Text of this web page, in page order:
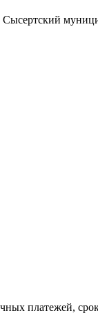
Сысертский
платежей,